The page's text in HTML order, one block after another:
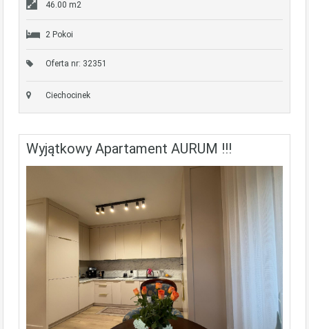
46.00 m2
2 Pokoi
Oferta nr: 32351
Ciechocinek
Wyjątkowy Apartament AURUM !!!